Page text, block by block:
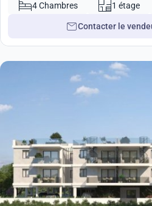
4 Chambres
1 étage
Contacter le